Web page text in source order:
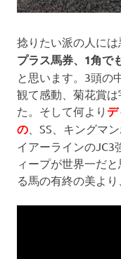
捻りたい派の人には
プラス馬券、1角で
と思います。3頭の
観て感動、菊花賞
た。そして何より デ
の 、SS、キングマ
イアーラインのJC3
ィープが世界一だ
る馬の有終の美より